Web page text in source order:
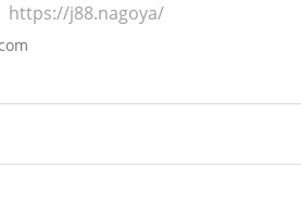
https://j88.nagoya/